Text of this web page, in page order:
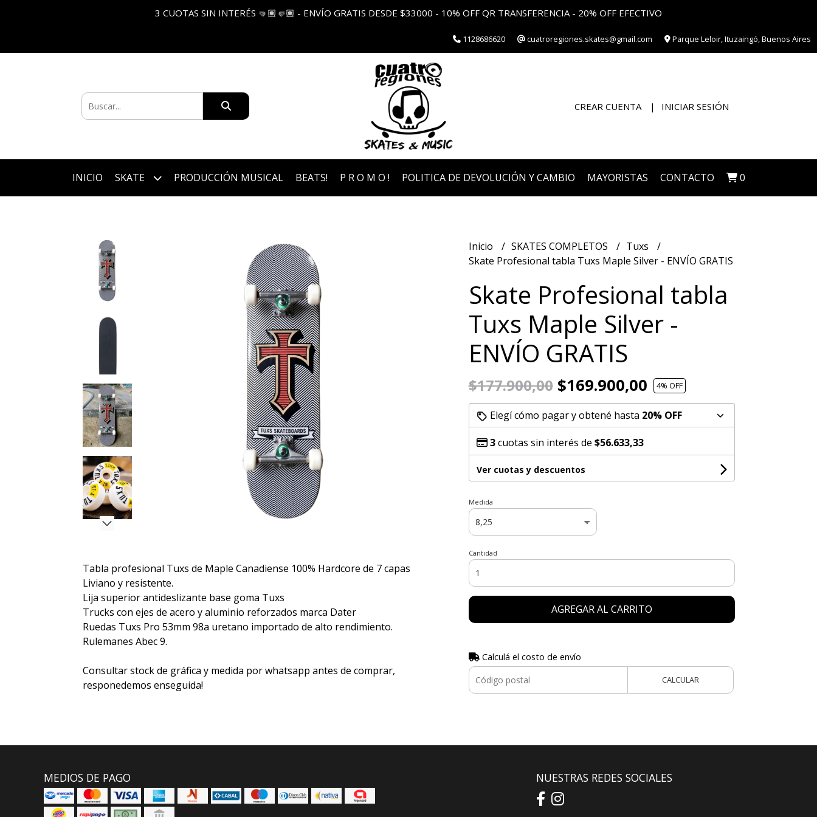
3 CUOTAS SIN INTERÉS 🤜🏽🤛🏽 - ENVÍO GRATIS DESDE $33000 - 10% OFF QR TRANSFERENCIA - 20% OFF EFECTIVO
1128686620 cuatroregiones.skates@gmail.com Parque Leloir, Ituzaingó, Buenos Aires
CREAR CUENTA INICIAR SESIÓN
INICIO SKATE PRODUCCIÓN MUSICAL BEATS! P R O M O ! POLITICA DE DEVOLUCIÓN Y CAMBIO MAYORISTAS CONTACTO 0
Tabla profesional Tuxs de Maple Canadiense 100% Hardcore de 7 capas
Liviano y resistente.
Lija superior antideslizante base goma Tuxs
Trucks con ejes de acero y aluminio reforzados marca Dater
Ruedas Tuxs Pro 53mm 98a uretano importado de alto rendimiento.
Rulemanes Abec 9.
Consultar stock de gráfica y medida por whatsapp antes de comprar,
responedemos enseguida!
Inicio SKATES COMPLETOS
Tuxs
Skate Profesional tabla Tuxs Maple Silver - ENVÍO GRATIS
Skate Profesional tabla
Tuxs Maple Silver -
ENVÍO GRATIS
$177.900,00$169.900,00 4% OFF
Elegí cómo pagar y obtené hasta 20% OFF
3cuotas sin interés de $56.633,33
Ver cuotas y descuentos
Medida
Cantidad
AGREGAR AL CARRITO
Calculá el costo de envío
CALCULAR
MEDIOS DE PAGO NUESTRAS REDES SOCIALES